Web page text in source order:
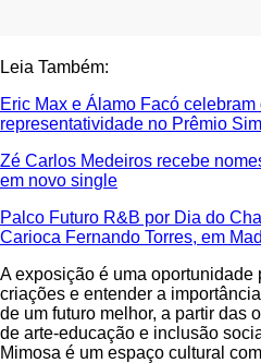
Leia Também:
Eric Max e Álamo Facó
representatividade no Prêmio
Zé Carlos Medeiros recebe
em novo single
Palco Futuro R&B por Dia do
Carioca Fernando Torres, em
A exposição é uma
criações e entender a
de um futuro melhor, a partir das
de arte-educação e inclusão
Mimosa é um espaço cultural